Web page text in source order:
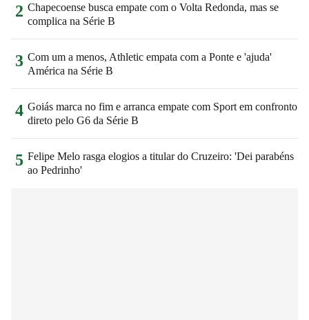
2 Chapecoense busca empate com o Volta Redonda, mas se
complica na Série B
3 Com um a menos, Athletic empata com a Ponte e 'ajuda'
América na Série B
4 Goiás marca no fim e arranca empate com Sport em confronto
direto pelo G6 da Série B
5 Felipe Melo rasga elogios a titular do Cruzeiro: 'Dei parabéns
ao Pedrinho'